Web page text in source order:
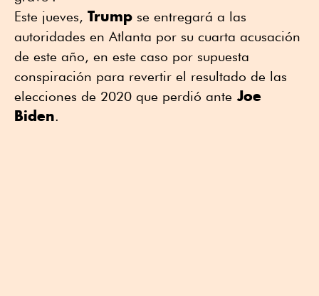
Este jueves, Trump se entregará a las
autoridades en Atlanta por su cuarta acusación
de este año, en este caso por supuesta
conspiración para revertir el resultado de las
elecciones de 2020 que perdió ante Joe
Biden.